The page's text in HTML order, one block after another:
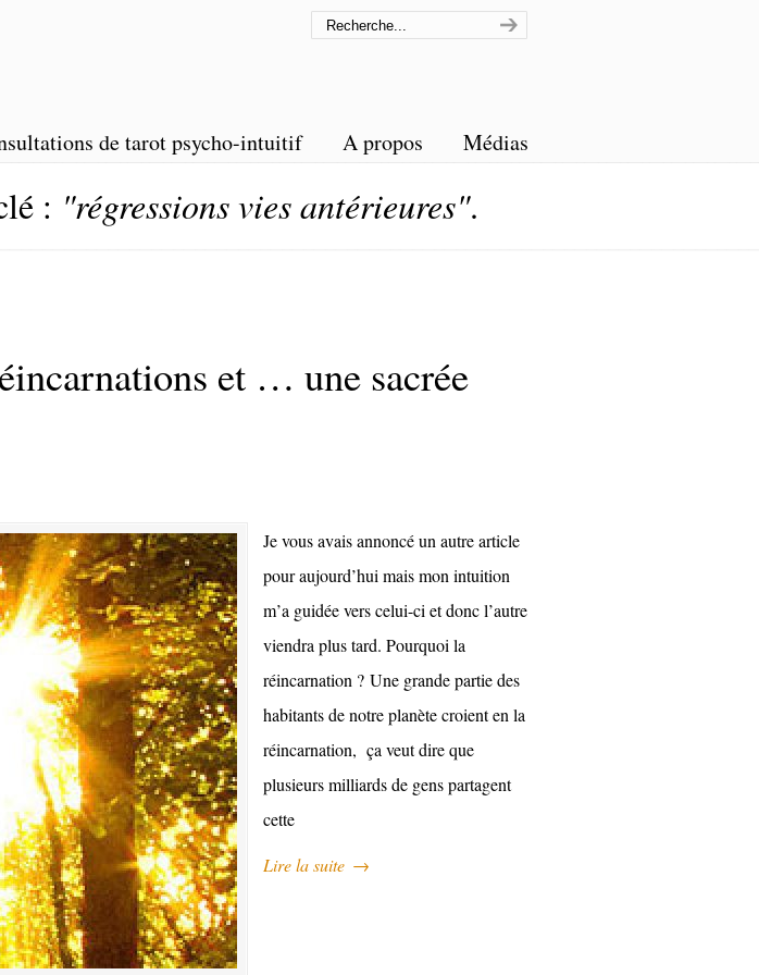
de tarot psycho-intuitif A propos Médias
: "régressions vies antérieures".
et … une sacrée
Je vous avais annoncé un autre article
pour aujourd’hui mais mon intuition
m’a guidée vers celui-ci et donc l’autre
viendra plus tard. Pourquoi la
réincarnation ? Une grande partie des
habitants de notre planète croient en la
réincarnation, ça veut dire que
plusieurs milliards de gens partagent
cette
Lire la suite →